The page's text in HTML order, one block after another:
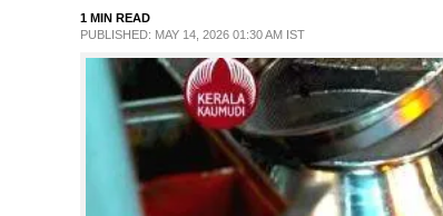
CASE DIARY
1 MIN READ
PUBLISHED: MAY 14, 2026 01:30 AM IST